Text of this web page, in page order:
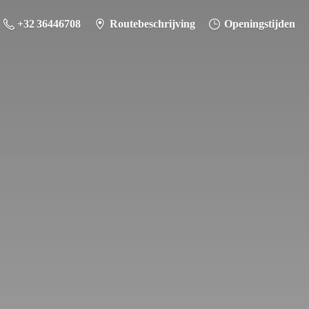
+32 36446708 Routebeschrijving Openingstijden